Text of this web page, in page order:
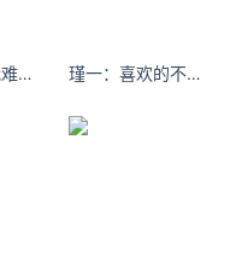
麻豆苏语棠我难过的并不是有人离开我而是他们当初明明说过不会走 瑾一：喜欢的不是类型 是感觉#御姐 #新中式国风 #氛围感